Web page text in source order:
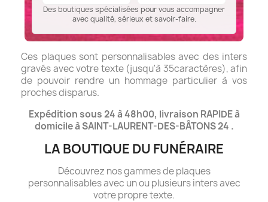
Des boutiques spécialisées pour vous accompagner
avec qualité, sérieux et savoir-faire.
Ces plaques sont personnalisables avec des inters
gravés avec votre texte (jusqu'à 35caractères), afin
de pouvoir rendre un hommage particulier à vos
proches disparus.
Expédition sous 24 à 48h00, livraison RAPIDE à
domicile à SAINT-LAURENT-DES-BÂTONS 24 .
LA BOUTIQUE DU FUNÉRAIRE
Découvrez nos gammes de plaques
personnalisables avec un ou plusieurs inters avec
votre propre texte.